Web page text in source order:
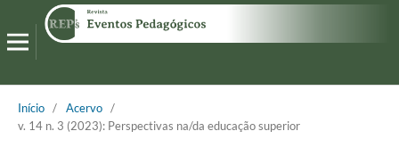
Início / Acervo /
v. 14 n. 3 (2023): Perspectivas na/da educação superior